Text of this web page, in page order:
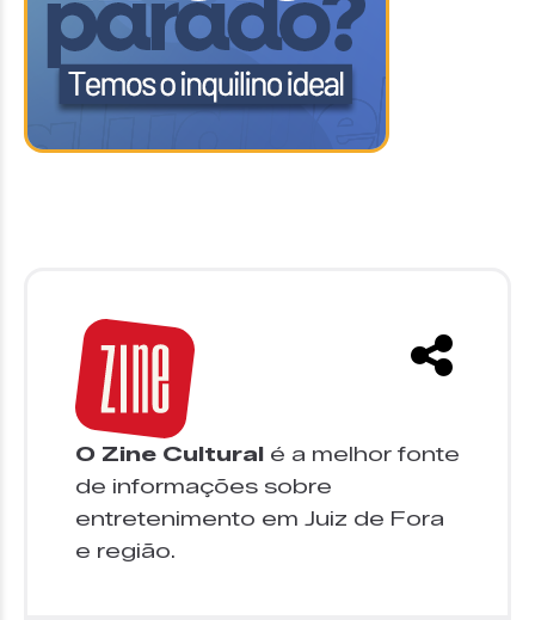
O Zine Cultural é a melhor fonte
de informações sobre
entretenimento em Juiz de Fora
e região.